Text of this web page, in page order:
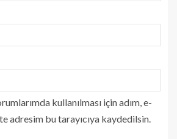
kullanılması için adım, e-
adresim bu tarayıcıya kaydedilsin.